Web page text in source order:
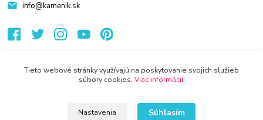
info@kamenik.sk
Tieto webové stránky využívajú na poskytovanie svojich služieb
súbory cookies. Viac informácií.
Nastavenia Súhlasím